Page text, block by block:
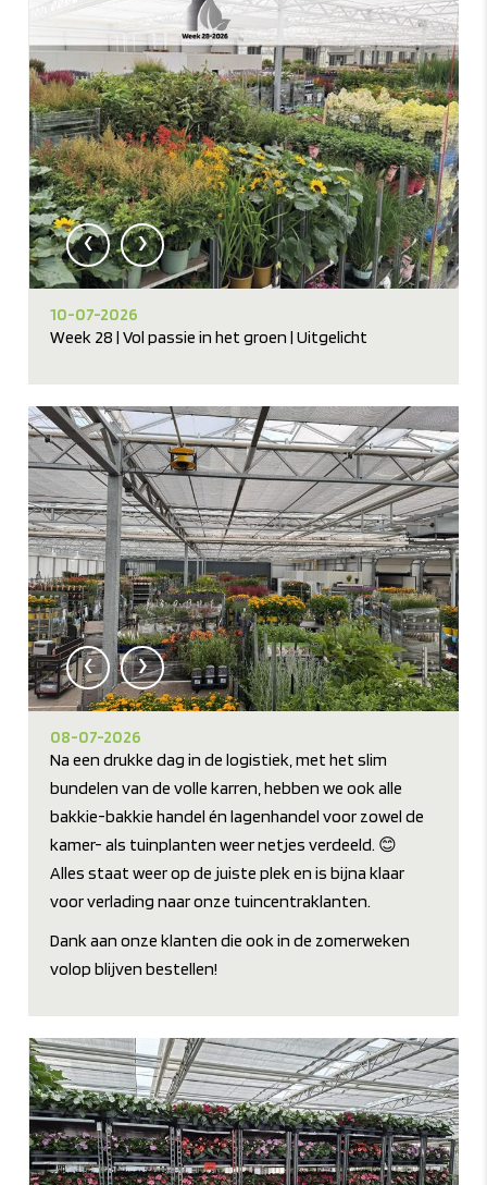
‹ ›
10-07-2026
Week 28 | Vol passie in het groen | Uitgelicht
‹ ›
08-07-2026
Na een drukke dag in de logistiek, met het slim
bundelen van de volle karren, hebben we ook alle
bakkie-bakkie handel én lagenhandel voor zowel de
kamer- als tuinplanten weer netjes verdeeld. 😊
Alles staat weer op de juiste plek en is bijna klaar
voor verlading naar onze tuincentraklanten.
Dank aan onze klanten die ook in de zomerweken
volop blijven bestellen!